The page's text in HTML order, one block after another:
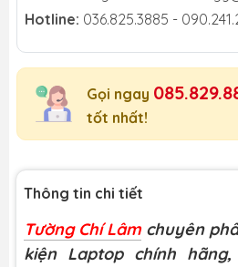
Hotline: 036.825.3885 -
Gọi ngay
tốt nhất!
Thông tin chi tiết
Tường Chí Lâm chuyên
kiện Laptop chính